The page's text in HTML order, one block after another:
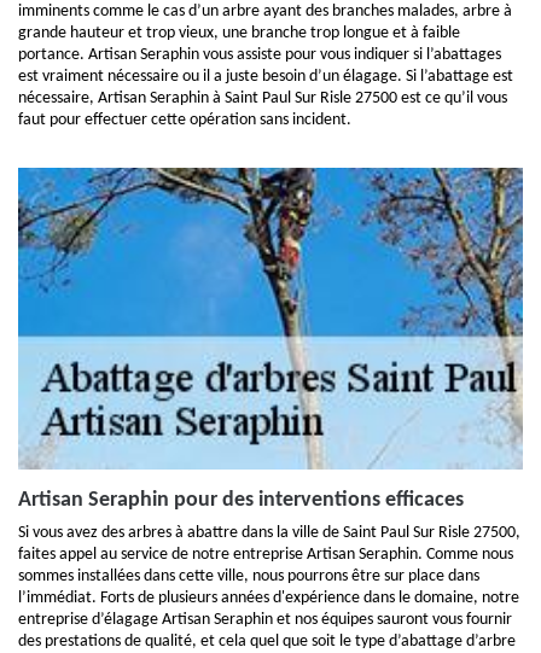
imminents comme le cas d’un arbre ayant des branches malades, arbre à
grande hauteur et trop vieux, une branche trop longue et à faible
portance. Artisan Seraphin vous assiste pour vous indiquer si l’abattages
est vraiment nécessaire ou il a juste besoin d’un élagage. Si l’abattage est
nécessaire, Artisan Seraphin à Saint Paul Sur Risle 27500 est ce qu’il vous
faut pour effectuer cette opération sans incident.
Artisan Seraphin pour des interventions efficaces
Si vous avez des arbres à abattre dans la ville de Saint Paul Sur Risle 27500,
faites appel au service de notre entreprise Artisan Seraphin. Comme nous
sommes installées dans cette ville, nous pourrons être sur place dans
l’immédiat. Forts de plusieurs années d'expérience dans le domaine, notre
entreprise d’élagage Artisan Seraphin et nos équipes sauront vous fournir
des prestations de qualité, et cela quel que soit le type d’abattage d’arbre